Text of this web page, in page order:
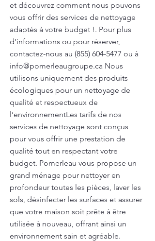
et découvrez comment nous pouvons
vous offrir des services de nettoyage
adaptés à votre budget !. Pour plus
d’informations ou pour réserver,
contactez-nous au (855) 604-5477 ou à
info@pomerleaugroupe.ca Nous
utilisons uniquement des produits
écologiques pour un nettoyage de
qualité et respectueux de
l’environnementLes tarifs de nos
services de nettoyage sont conçus
pour vous offrir une prestation de
qualité tout en respectant votre
budget. Pomerleau vous propose un
grand ménage pour nettoyer en
profondeur toutes les pièces, laver les
sols, désinfecter les surfaces et assurer
que votre maison soit prête à être
utilisée à nouveau, offrant ainsi un
environnement sain et agréable.